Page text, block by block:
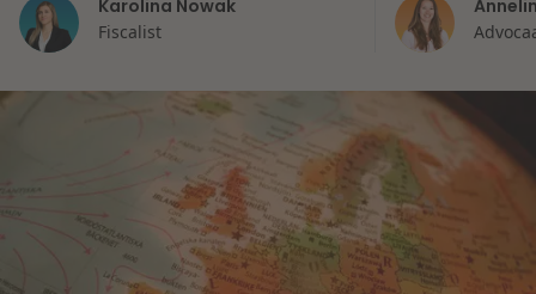
Overheid & Omgeving
Aanbesteding & Mededinging
Aansprakelijkheid & Verzekering
Litigation
Dichtbij de wendbare onderneming
Lees meer
Karolina Nowak
Fiscalist